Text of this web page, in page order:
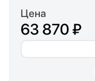
Цена
63 870 ₽